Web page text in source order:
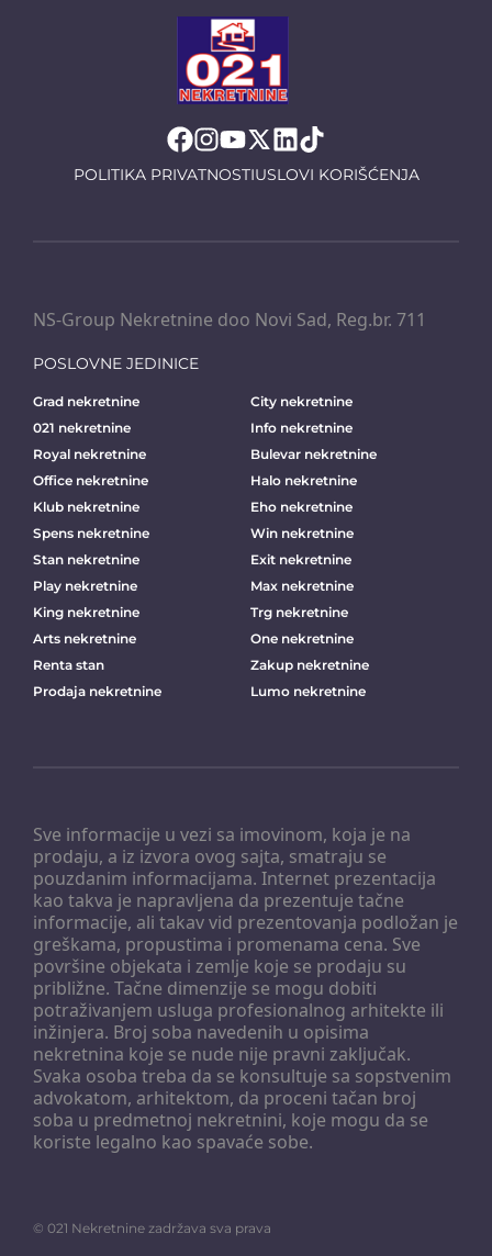
POLITIKA PRIVATNOSTIUSLOVI KORIŠĆENJA
Sve informacije u vezi sa imovinom, koja je na
prodaju, a iz izvora ovog sajta, smatraju se
pouzdanim informacijama. Internet prezentacija
kao takva je napravljena da prezentuje tačne
informacije, ali takav vid prezentovanja podložan je
greškama, propustima i promenama cena. Sve
površine objekata i zemlje koje se prodaju su
približne. Tačne dimenzije se mogu dobiti
potraživanjem usluga profesionalnog arhitekte ili
inžinjera. Broj soba navedenih u opisima
nekretnina koje se nude nije pravni zaključak.
Svaka osoba treba da se konsultuje sa sopstvenim
advokatom, arhitektom, da proceni tačan broj
soba u predmetnoj nekretnini, koje mogu da se
koriste legalno kao spavaće sobe.
NS-Group Nekretnine doo Novi Sad, Reg.br. 711
POSLOVNE JEDINICE
Grad nekretnine
City nekretnine
021 nekretnine
Info nekretnine
Royal nekretnine
Bulevar nekretnine
Office nekretnine
Halo nekretnine
Klub nekretnine
Eho nekretnine
Spens nekretnine
Win nekretnine
Stan nekretnine
Exit nekretnine
Play nekretnine
Max nekretnine
King nekretnine
Trg nekretnine
Arts nekretnine
One nekretnine
Renta stan
Zakup nekretnine
Prodaja nekretnine
Lumo nekretnine
© 021 Nekretnine zadržava sva prava